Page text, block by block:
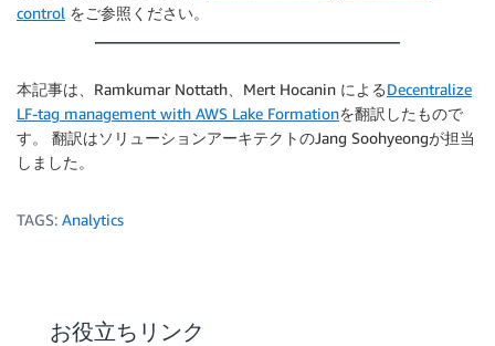
control をご参照ください。
本記事は、Ramkumar Nottath、Mert Hocanin によるDecentralize
LF-tag management with AWS Lake Formationを翻訳したもので
す。 翻訳はソリューションアーキテクトのJang Soohyeongが担当
しました。
TAGS: Analytics
お役立ちリンク